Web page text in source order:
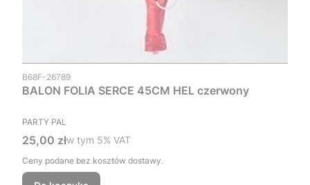
Kod produktu
B68F-26789
BALON FOLIA SERCE 45CM HEL czerwony
PRODUCENT
PARTY PAL
Cena brutto
25,00 złw tym %s VAT
w tym 5% VAT
Ceny podane bez kosztów dostawy.